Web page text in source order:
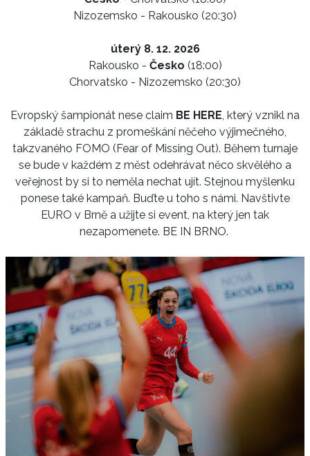
Nizozemsko - Rakousko (20:30)
úterý 8. 12. 2026
Rakousko - Česko (18:00)
Chorvatsko - Nizozemsko (20:30)
Evropský šampionát nese claim BE HERE , který vznikl na
základě strachu z promeškání něčeho výjimečného,
takzvaného FOMO (Fear of Missing Out). Během turnaje
se bude v každém z měst odehrávat něco skvělého a
veřejnost by si to neměla nechat ujít. Stejnou myšlenku
ponese také kampaň. Buďte u toho s námi. Navštivte
EURO v Brně a užijte si event, na který jen tak
nezapomenete. BE IN BRNO.